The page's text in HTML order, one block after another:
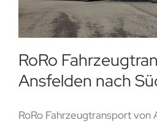
RoRo
Ansfelden nach
RoRo Fahrzeugtransport von